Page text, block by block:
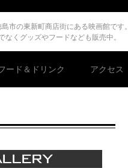
市の東新町商店街にある映画館です。
くグッズやフードなども販売中。
ード＆ドリンク アクセス